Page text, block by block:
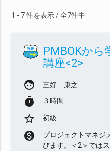
1 - 7 件を表示 / 全7件中
PMBOKから
講座<2>
face 三好 康之
timer ３時間
star_border 初級
monetization_on
プロジェクトマネジ
びます。＜2＞では